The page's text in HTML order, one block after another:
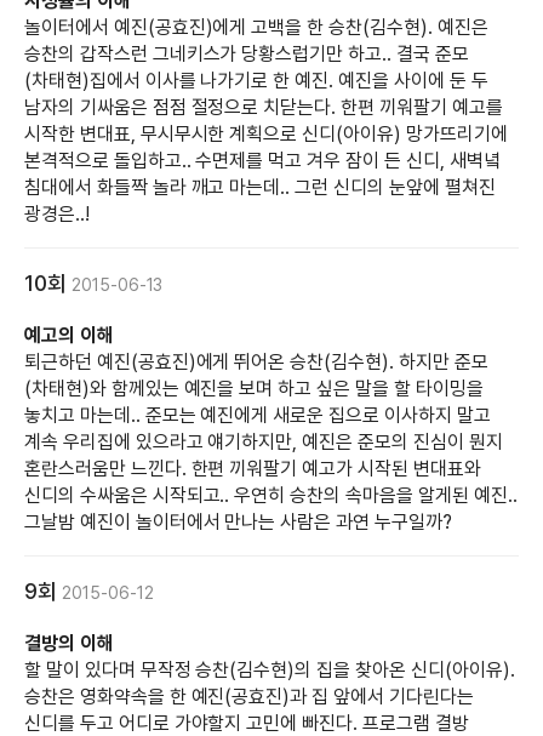
놀이터에서 예진(공효진)에게 고백을 한 승찬(김수현). 예진은
승찬의 갑작스런 그네키스가 당황스럽기만 하고.. 결국 준모
(차태현)집에서 이사를 나가기로 한 예진. 예진을 사이에 둔 두
남자의 기싸움은 점점 절정으로 치닫는다. 한편 끼워팔기 예고를
시작한 변대표, 무시무시한 계획으로 신디(아이유) 망가뜨리기에
본격적으로 돌입하고.. 수면제를 먹고 겨우 잠이 든 신디, 새벽녘
침대에서 화들짝 놀라 깨고 마는데.. 그런 신디의 눈앞에 펼쳐진
광경은..!
10회 2015-06-13
예고의 이해
퇴근하던 예진(공효진)에게 뛰어온 승찬(김수현). 하지만 준모
(차태현)와 함께있는 예진을 보며 하고 싶은 말을 할 타이밍을
놓치고 마는데.. 준모는 예진에게 새로운 집으로 이사하지 말고
계속 우리집에 있으라고 얘기하지만, 예진은 준모의 진심이 뭔지
혼란스러움만 느낀다. 한편 끼워팔기 예고가 시작된 변대표와
신디의 수싸움은 시작되고.. 우연히 승찬의 속마음을 알게된 예진..
그날밤 예진이 놀이터에서 만나는 사람은 과연 누구일까?
9회 2015-06-12
결방의 이해
할 말이 있다며 무작정 승찬(김수현)의 집을 찾아온 신디(아이유).
승찬은 영화약속을 한 예진(공효진)과 집 앞에서 기다린다는
신디를 두고 어디로 가야할지 고민에 빠진다. 프로그램 결방